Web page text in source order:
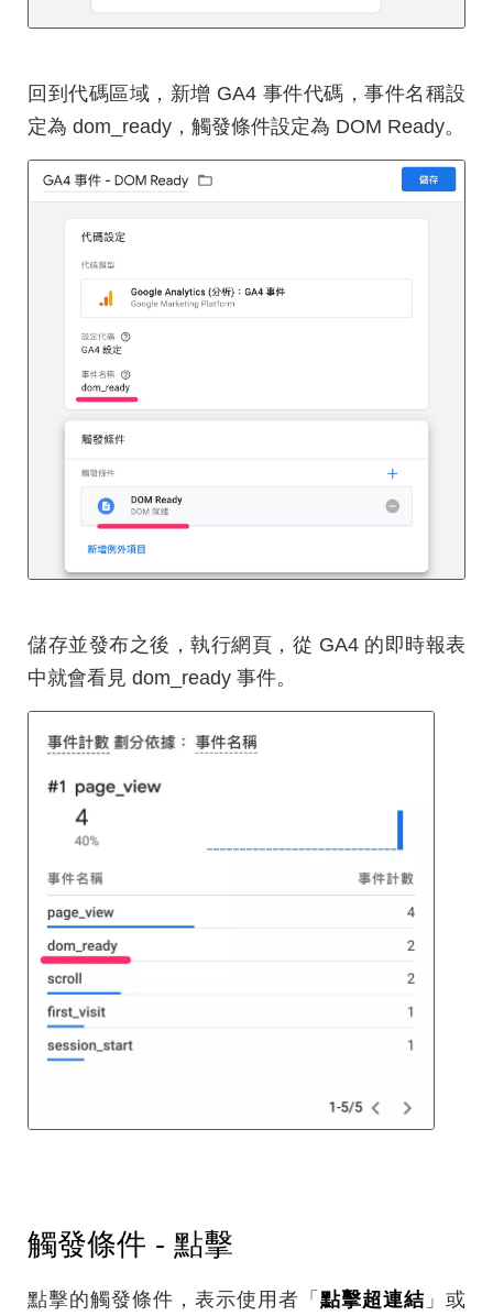
回到代碼區域，新增 GA4 事件代碼，事件名稱設
定為 dom_ready，觸發條件設定為 DOM Ready。
儲存並發布之後，執行網頁，從 GA4 的即時報表
中就會看見 dom_ready 事件。
觸發條件 - 點擊
點擊的觸發條件，表示使用者「 點擊超連結 」或